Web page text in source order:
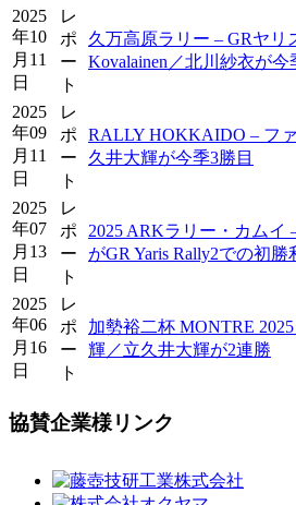
2025
年10
月11
日
レ
ポ
ー
ト
久万高原ラリー – GRヤリ
Kovalainen／北川紗衣が今
2025
年09
月11
日
レ
ポ
ー
ト
RALLY HOKKAIDO – フ
久井大輝が今季3勝目
2025
年07
月13
日
レ
ポ
ー
ト
2025 ARKラリー・カムイ
がGR Yaris Rally2での初勝
2025
年06
月16
日
レ
ポ
ー
ト
加勢裕二杯 MONTRE
輝／立久井大輝が2連勝
協賛企業様リンク